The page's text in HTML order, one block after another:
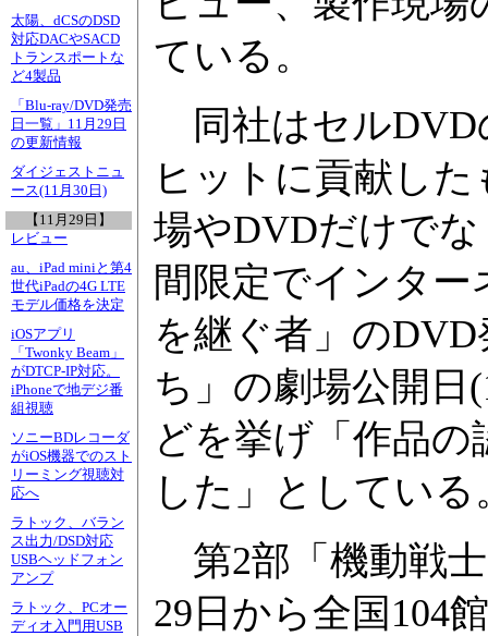
太陽、dCSのDSD
対応DACやSACD
トランスポートな
ど4製品
「Blu-ray/DVD発売
日一覧」11月29日
の更新情報
ダイジェストニュ
ース(11月30日)
【11月29日】
レビュー
au、iPad miniと第4
世代iPadの4G LTE
モデル価格を決定
iOSアプリ
「Twonky Beam」
がDTCP-IP対応。
iPhoneで地デジ番
組視聴
ソニーBDレコーダ
がiOS機器でのスト
リーミング視聴対
応へ
ラトック、バラン
ス出力/DSD対応
USBヘッドフォン
アンプ
ラトック、PCオー
ディオ入門用USB
ている。
同社はセルDVD
ヒットに貢献し
場やDVDだけで
間限定でインタ
を継ぐ者」の
ち」の劇場公開日
どを挙げ「作品
した」としている
第2部「機動戦
29日から全国104